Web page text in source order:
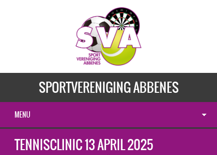
SPORTVERENIGING ABBENES
MENU
TENNISCLINIC 13 APRIL 2025